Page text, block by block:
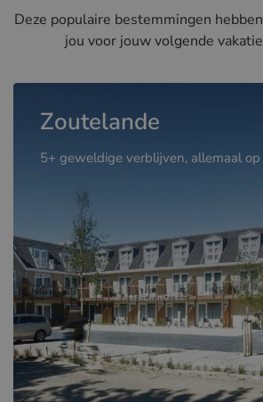
Deze populaire bestemmingen
jou voor jouw volgende
Zoutelande
5+ geweldige verblijven, allemaal